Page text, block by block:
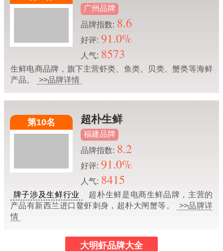
广州品牌
品牌指数: 8.6
好评: 91.0%
人气: 8573
生鲜电商品牌，旗下主营虾类、鱼类、贝类、蟹类等海鲜
产品。
>>品牌详情
第10名 超朴生鲜
福建品牌
品牌指数: 8.2
好评: 91.0%
人气: 8415
牌子涉及生鲜行业
超朴生鲜是电商生鲜品牌，主营的
产品有新西兰进口鳌虾刺身，超朴大闸蟹等。
>>品牌详
情
大明虾品牌大全